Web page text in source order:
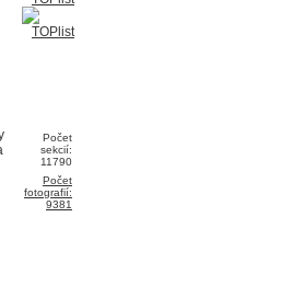
Počet
sekcií:
11790
Počet
fotografií:
9381